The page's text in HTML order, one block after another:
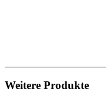
Weitere Produkte